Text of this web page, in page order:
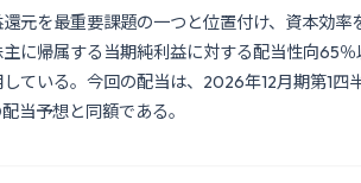
元を最重要課題の一つと位置付け、資本効
に帰属する当期純利益に対する配当性向65
ている。今回の配当は、2026年12月期第1
当予想と同額である。